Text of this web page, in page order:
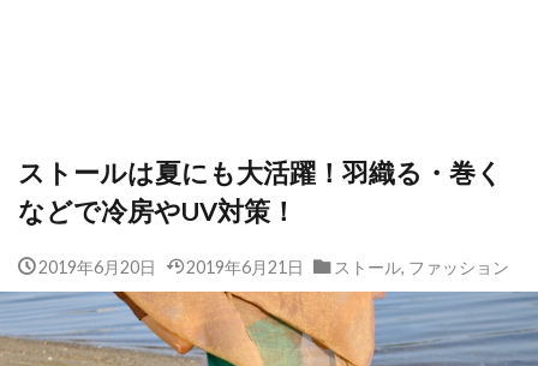
ストールは夏にも大活躍！羽織る・巻く
などで冷房やUV対策！
2019年6月20日 2019年6月21日 ストール, ファッション